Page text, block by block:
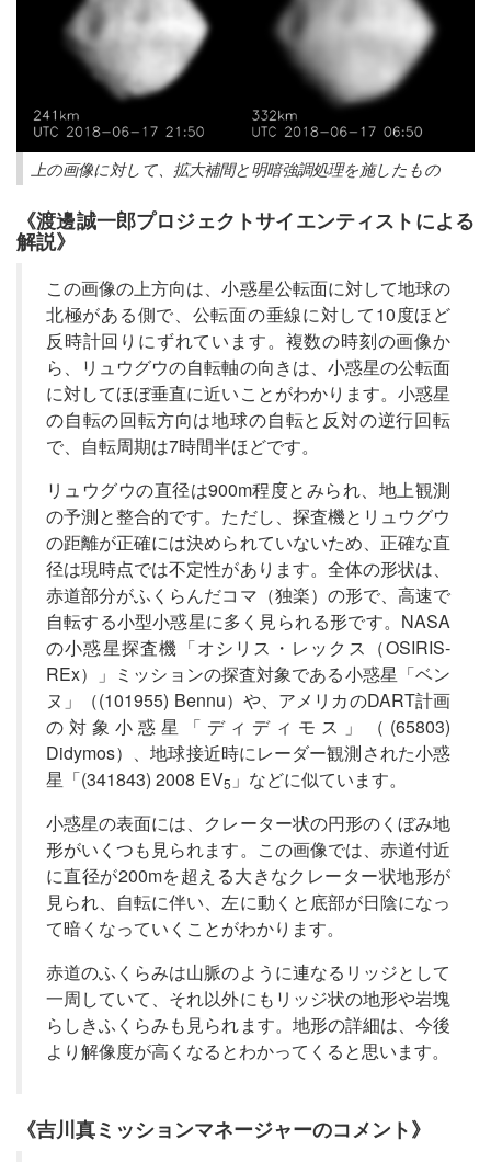
上の画像に対して、拡大補間と明暗強調処理を施したもの
《渡邊誠一郎プロジェクトサイエンティストによる
解説》
この画像の上方向は、小惑星公転面に対して地球の
北極がある側で、公転面の垂線に対して10度ほど
反時計回りにずれています。複数の時刻の画像か
ら、リュウグウの自転軸の向きは、小惑星の公転面
に対してほぼ垂直に近いことがわかります。小惑星
の自転の回転方向は地球の自転と反対の逆行回転
で、自転周期は7時間半ほどです。
リュウグウの直径は900m程度とみられ、地上観測
の予測と整合的です。ただし、探査機とリュウグウ
の距離が正確には決められていないため、正確な直
径は現時点では不定性があります。全体の形状は、
赤道部分がふくらんだコマ（独楽）の形で、高速で
自転する小型小惑星に多く見られる形です。NASA
の小惑星探査機「オシリス・レックス（OSIRIS-
REx）」ミッションの探査対象である小惑星「ベン
ヌ」（(101955) Bennu）や、アメリカのDART計画
の対象小惑星「ディディモス」（(65803)
Didymos）、地球接近時にレーダー観測された小惑
星「(341843) 2008 EV5 」などに似ています。
小惑星の表面には、クレーター状の円形のくぼみ地
形がいくつも見られます。この画像では、赤道付近
に直径が200mを超える大きなクレーター状地形が
見られ、自転に伴い、左に動くと底部が日陰になっ
て暗くなっていくことがわかります。
赤道のふくらみは山脈のように連なるリッジとして
一周していて、それ以外にもリッジ状の地形や岩塊
らしきふくらみも見られます。地形の詳細は、今後
より解像度が高くなるとわかってくると思います。
《吉川真ミッションマネージャーのコメント》